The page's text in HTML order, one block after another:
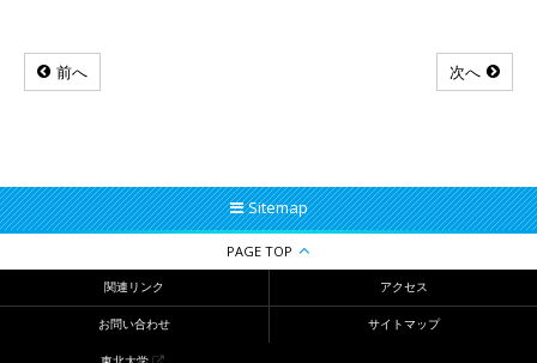
前へ 次へ
Sitemap
PAGE TOP
関連リンク アクセス
お問い合わせ サイトマップ